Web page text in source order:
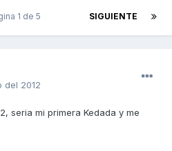
SIGUIENTE
1 de 5
del 2012
seria mi primera Kedada y me